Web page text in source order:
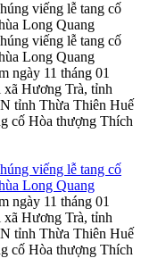
viếng lễ tang cố
Long Quang
viếng lễ tang cố
Long Quang
ngày 11 tháng 01
Hương Trà, tỉnh
tỉnh Thừa Thiên Huế
cố Hòa thượng Thích
viếng lễ tang cố
Long Quang
ngày 11 tháng 01
Hương Trà, tỉnh
tỉnh Thừa Thiên Huế
cố Hòa thượng Thích